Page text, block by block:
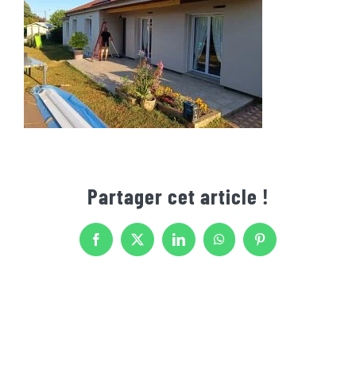
Partager cet article !
Facebook
X LinkedInWhatsAppPinterest